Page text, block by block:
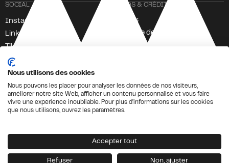
SOCIAL
Instagram
LinkedIn
TikTok
Facebook
INFOS & CRÉDITS
Crédits
Politique de Confidentialité
Nous utilisons des cookies
Nous pouvons les placer pour analyser les données de nos visiteurs,
améliorer notre site Web, afficher un contenu personnalisé et vous faire
vivre une expérience inoubliable. Pour plus d'informations sur les cookies
que nous utilisons, ouvrez les paramètres.
Accepter tout
Refuser Non, ajuster